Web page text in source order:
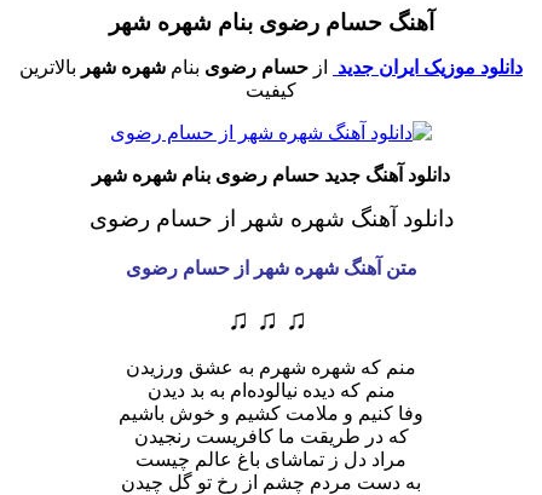
آهنگ حسام رضوی بنام شهره شهر
دانلود موزیک ایران جدید از حسام رضوی بنام شهره شهر بالاترین
کیفیت
دانلود آهنگ جدید حسام رضوی بنام شهره شهر
دانلود آهنگ شهره شهر از حسام رضوی
متن آهنگ شهره شهر از حسام رضوی
♫ ♫ ♫
منم که شهره شهرم به عشق ورزیدن
منم که دیده نیالوده‌ام به بد دیدن
وفا کنیم و ملامت کشیم و خوش باشیم
که در طریقت ما کافریست رنجیدن
مراد دل ز تماشای باغ عالم چیست
به دست مردم چشم از رخ تو گل چیدن